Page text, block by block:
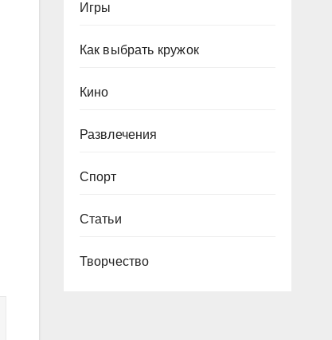
Игры
Как выбрать кружок
Кино
Развлечения
Спорт
Статьи
Творчество